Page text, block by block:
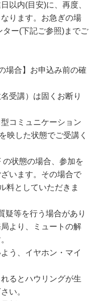
以内(目安)に、再度、
ります。お急ぎの場
ー(下記ご参照)までご
場合】お申込み前の確
受講）は固くお断り
コミュニケーション
映した状態でご受講く
状態の場合、参加を
います。その場合で
料としていただきま
疑等を行う場合があり
より、ミュートの解
う、イヤホン・マイ
るとハウリングが生
い。